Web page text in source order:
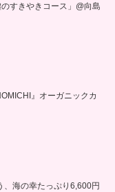
すきやきコース」@向島
』オーガニックカ
、海の幸たっぷり6,600円